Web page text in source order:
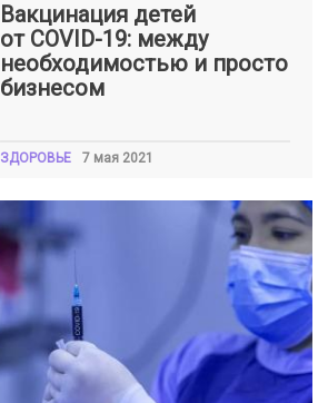
Вакцинация детей
от COVID-19: между
необходимостью и просто
бизнесом
ЗДОРОВЬЕ 7 мая 2021